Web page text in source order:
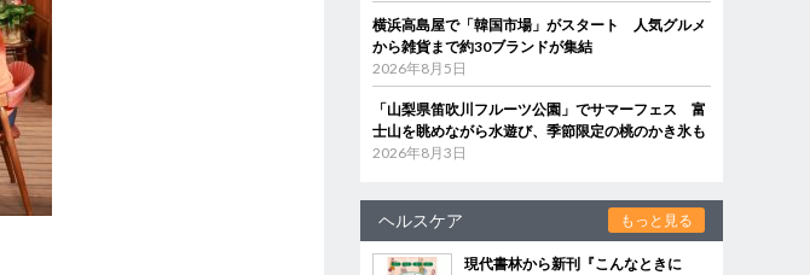
横浜高島屋で「韓国市場」がスタート 人気グルメ
から雑貨まで約30ブランドが集結
2026年8月5日
「山梨県笛吹川フルーツ公園」でサマーフェス 富
士山を眺めながら水遊び、季節限定の桃のかき氷も
2026年8月3日
ヘルスケア もっと見る
現代書林から新刊『こんなときに